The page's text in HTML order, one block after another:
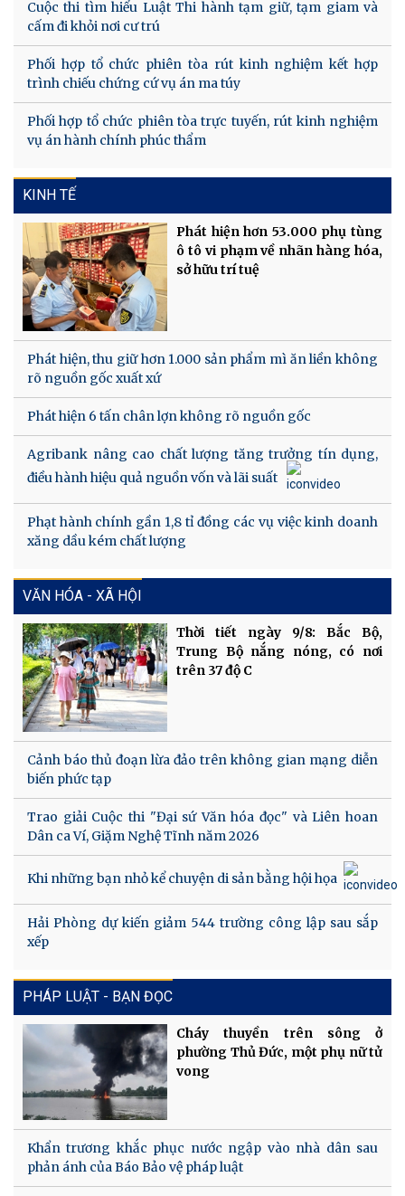
Cuộc thi tìm hiểu Luật Thi hành tạm giữ, tạm giam và
cấm đi khỏi nơi cư trú
Phối hợp tổ chức phiên tòa rút kinh nghiệm kết hợp
trình chiếu chứng cứ vụ án ma túy
Phối hợp tổ chức phiên tòa trực tuyến, rút kinh nghiệm
vụ án hành chính phúc thẩm
KINH TẾ
Phát hiện hơn 53.000 phụ tùng
ô tô vi phạm về nhãn hàng hóa,
sở hữu trí tuệ
Phát hiện, thu giữ hơn 1.000 sản phẩm mì ăn liền không
rõ nguồn gốc xuất xứ
Phát hiện 6 tấn chân lợn không rõ nguồn gốc
Agribank nâng cao chất lượng tăng trưởng tín dụng,
điều hành hiệu quả nguồn vốn và lãi suất
Phạt hành chính gần 1,8 tỉ đồng các vụ việc kinh doanh
xăng dầu kém chất lượng
VĂN HÓA - XÃ HỘI
Thời tiết ngày 9/8: Bắc Bộ,
Trung Bộ nắng nóng, có nơi
trên 37 độ C
Cảnh báo thủ đoạn lừa đảo trên không gian mạng diễn
biến phức tạp
Trao giải Cuộc thi "Đại sứ Văn hóa đọc" và Liên hoan
Dân ca Ví, Giặm Nghệ Tĩnh năm 2026
Khi những bạn nhỏ kể chuyện di sản bằng hội họa
Hải Phòng dự kiến giảm 544 trường công lập sau sắp
xếp
PHÁP LUẬT - BẠN ĐỌC
Cháy thuyền trên sông ở
phường Thủ Đức, một phụ nữ tử
vong
Khẩn trương khắc phục nước ngập vào nhà dân sau
phản ánh của Báo Bảo vệ pháp luật